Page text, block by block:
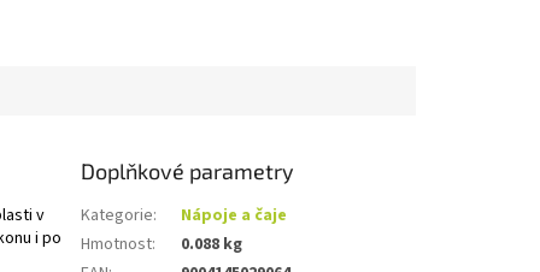
v
i po
Doplňkové parametry
Kategorie:
Nápoje a čaje
Hmotnost:
0.088 kg